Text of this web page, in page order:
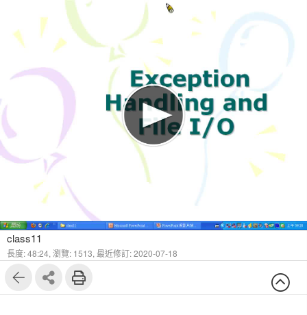
class11
長度: 48:24, 瀏覽: 1513, 最近修訂: 2020-07-18